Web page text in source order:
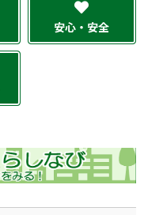
安心・安全